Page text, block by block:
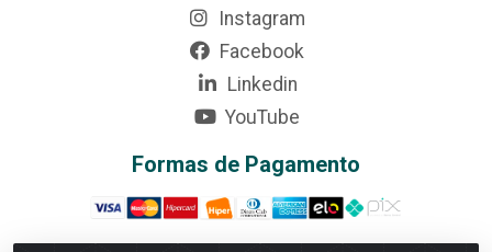
Instagram
Facebook
Linkedin
YouTube
Formas de Pagamento